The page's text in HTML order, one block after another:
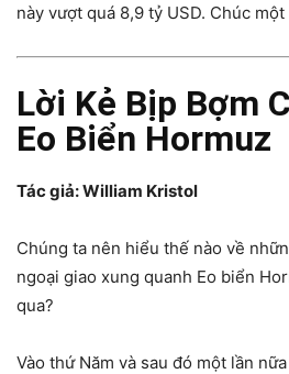
này vượt quá 8,9 tỷ USD. Chúc
Lời Kẻ Bịp Bợm
Eo Biển Hormuz
Tác giả: William Kristol
Chúng ta nên hiểu thế nào về
ngoại giao xung quanh Eo biển
qua?
Vào thứ Năm và sau đó một lần